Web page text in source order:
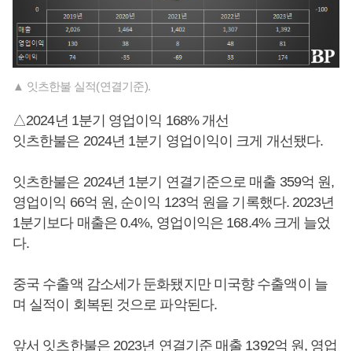
▲ 잇츠한불 실적(연결기준).
△2024년 1분기 영업이익 168% 개선
잇츠한불은 2024년 1분기 영업이익이 크게 개선됐다.
잇츠한불은 2024년 1분기 연결기준으로 매출 359억 원,
영업이익 66억 원, 순이익 123억 원을 기록했다. 2023년
1분기보다 매출은 0.4%, 영업이익은 168.4% 크게 늘었
다.
중국 수출액 감소세가 둔화됐지만 미국향 수출액이 늘
며 실적이 회복된 것으로 파악된다.
앞서 잇츠한불은 2023년 연결기준 매출 1392억 원, 영업